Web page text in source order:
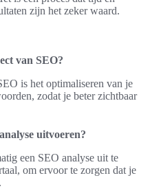
zijn het zeker waard.
van SEO?
is het optimaliseren van je
zodat je beter zichtbaar
uitvoeren?
een SEO analyse uit te
om ervoor te zorgen dat je